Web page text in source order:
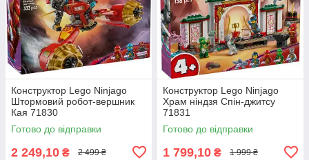
Конструктор Lego Ninjago
Штормовий робот-вершник
Кая 71830
Готово до відправки
2 249,10 ₴ 2 499 ₴
Конструктор Lego Ninjago
Храм ніндзя Спін-джитсу
71831
Готово до відправки
1 799,10 ₴ 1 999 ₴